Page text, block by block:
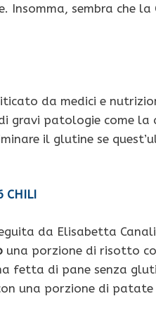
sembra che la
da medici e
gravi patologie come la
il glutine se
CHILI
da Elisabetta
una porzione di risotto
fetta di pane senza
una porzione di